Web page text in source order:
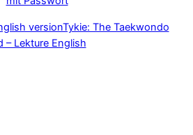
versionTykie: The Taekwondo
– Lekture English